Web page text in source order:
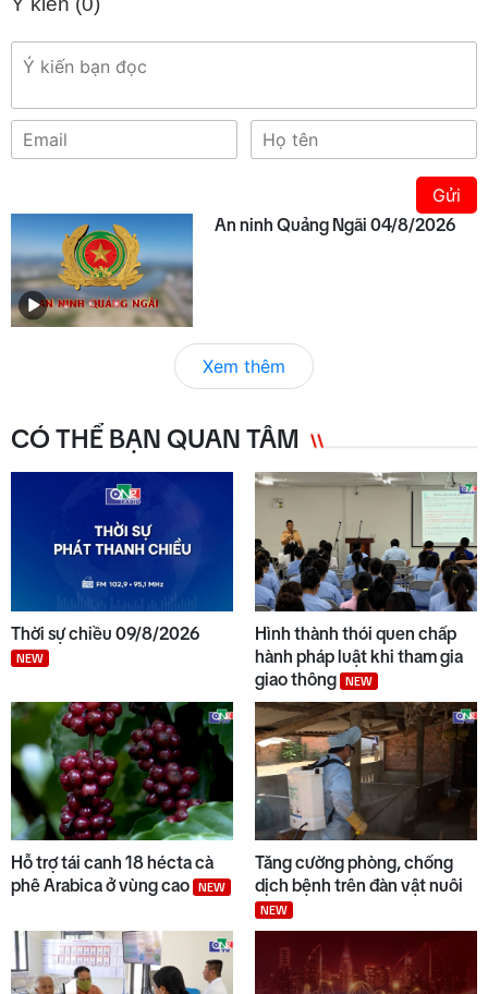
Gửi
An ninh Quảng Ngãi 04/8/2026
Xem thêm
CÓ THỂ BẠN QUAN TÂM
Thời sự chiều 09/8/2026
NEW
Hình thành thói quen chấp
hành pháp luật khi tham gia
giao thông
NEW
Hỗ trợ tái canh 18 hécta cà
phê Arabica ở vùng cao
NEW
Tăng cường phòng, chống
dịch bệnh trên đàn vật nuôi
NEW